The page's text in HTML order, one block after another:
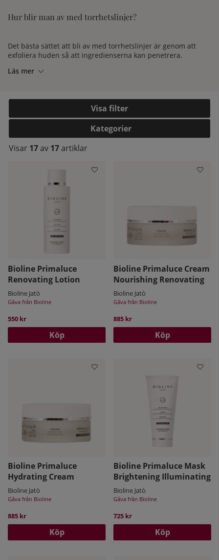
Hur blir man av med torrhetslinjer?
Det bästa sättet att bli av med torrhetslinjer är genom att
exfoliera huden så att ingredienserna kan penetrera.
komplettera med denna ingrediens för att jobba på de fina
Hur blir man av med djupare linjer?
De djupare rynkorna beror på en långsammare
cellomsättning men det finns många andra bidragande
Därför är UV-skyddet viktigt för att motverka hudens
bort gamla hudceller samtidigt som den stimulerar
cellförnyelsen. Antioxidanter är också viktigt för att skydda
Läs mer
Filtrera
Kategorier
Visar 17av 17artiklar
Bioline Primaluce
Renovating Lotion
Bioline Jatò
Gåva från Bioline
550 kr
Köp
Bioline Primaluce Cream
Nourishing Renovating
Bioline Jatò
Gåva från Bioline
885 kr
Köp
Bioline Primaluce
Hydrating Cream
Bioline Jatò
Gåva från Bioline
885 kr
Köp
Bioline Primaluce Mask
Brightening Illuminating
Bioline Jatò
Gåva från Bioline
725 kr
Köp